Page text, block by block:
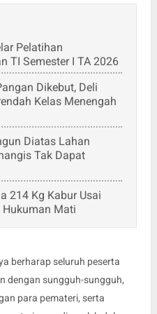
Pelatihan
TI Semester I TA 2026
Dikebut, Deli
Kelas Menengah
Diatas Lahan
Tak Dapat
214 Kg Kabur Usai
Mati
berharap seluruh peserta
dengan sungguh-sungguh,
para pemateri, serta